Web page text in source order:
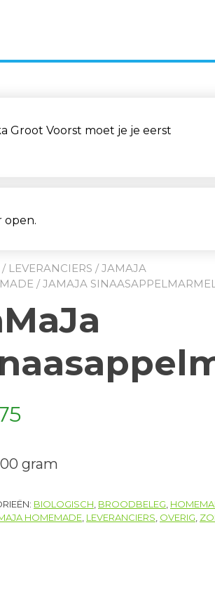
Groot Voorst moet je je eerst
open.
/ LEVERANCIERS /JAMAJA
/ JAMAJA
gram
BIOLOGISCH BROODBELEG
HOMEMADE LEVERANCIERS OVERIG